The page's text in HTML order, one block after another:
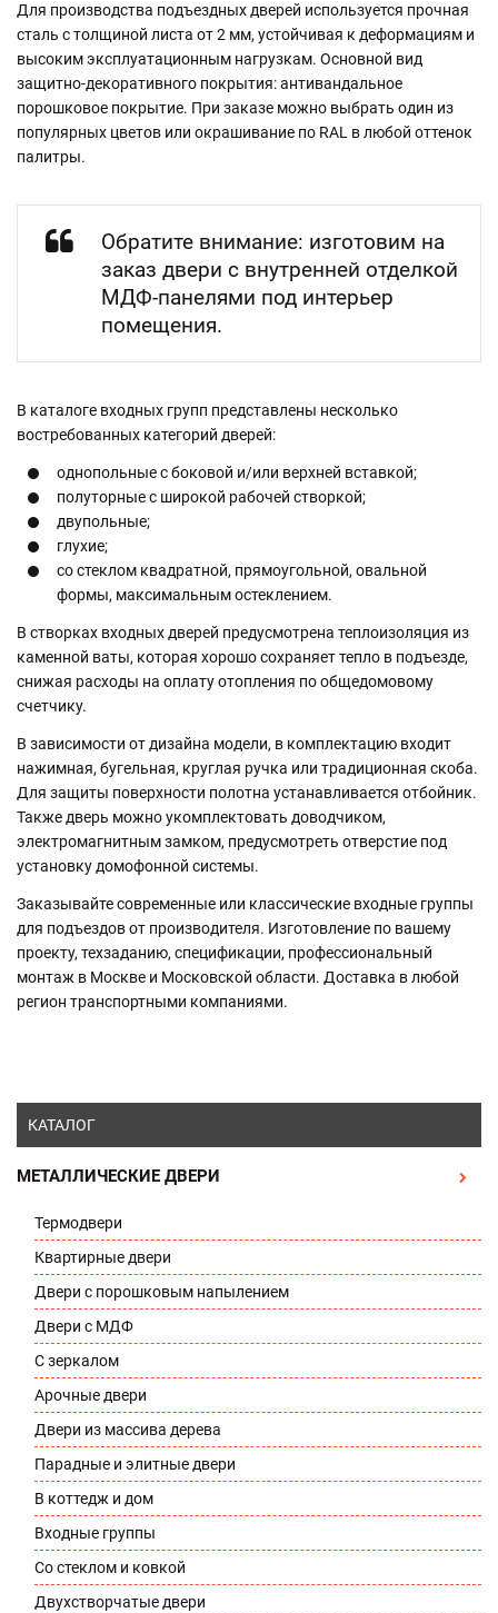
Для производства подъездных дверей используется прочная
сталь с толщиной листа от 2 мм, устойчивая к деформациям и
высоким эксплуатационным нагрузкам. Основной вид
защитно-декоративного покрытия: антивандальное
порошковое покрытие. При заказе можно выбрать один из
популярных цветов или окрашивание по RAL в любой оттенок
палитры.
Обратите внимание: изготовим на
заказ двери с внутренней отделкой
МДФ-панелями под интерьер
помещения.
В каталоге входных групп представлены несколько
востребованных категорий дверей:
однопольные с боковой и/или верхней вставкой;
полуторные с широкой рабочей створкой;
двупольные;
глухие;
со стеклом квадратной, прямоугольной, овальной
формы, максимальным остеклением.
В створках входных дверей предусмотрена теплоизоляция из
каменной ваты, которая хорошо сохраняет тепло в подъезде,
снижая расходы на оплату отопления по общедомовому
счетчику.
В зависимости от дизайна модели, в комплектацию входит
нажимная, бугельная, круглая ручка или традиционная скоба.
Для защиты поверхности полотна устанавливается отбойник.
Также дверь можно укомплектовать доводчиком,
электромагнитным замком, предусмотреть отверстие под
установку домофонной системы.
Заказывайте современные или классические входные группы
для подъездов от производителя. Изготовление по вашему
проекту, техзаданию, спецификации, профессиональный
монтаж в Москве и Московской области. Доставка в любой
регион транспортными компаниями.
КАТАЛОГ
МЕТАЛЛИЧЕСКИЕ ДВЕРИ
Термодвери
Квартирные двери
Двери с порошковым напылением
Двери с МДФ
С зеркалом
Арочные двери
Двери из массива дерева
Парадные и элитные двери
В коттедж и дом
Входные группы
Со стеклом и ковкой
Двухстворчатые двери